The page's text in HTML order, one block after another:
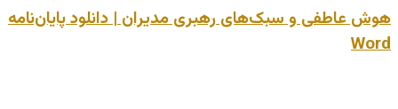
هوش عاطفی و سبک‌های رهبری مدیران | دانلود پایان‌نامه
Word